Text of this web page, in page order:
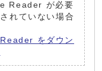
Reader が必要
れていない場合
をダウン